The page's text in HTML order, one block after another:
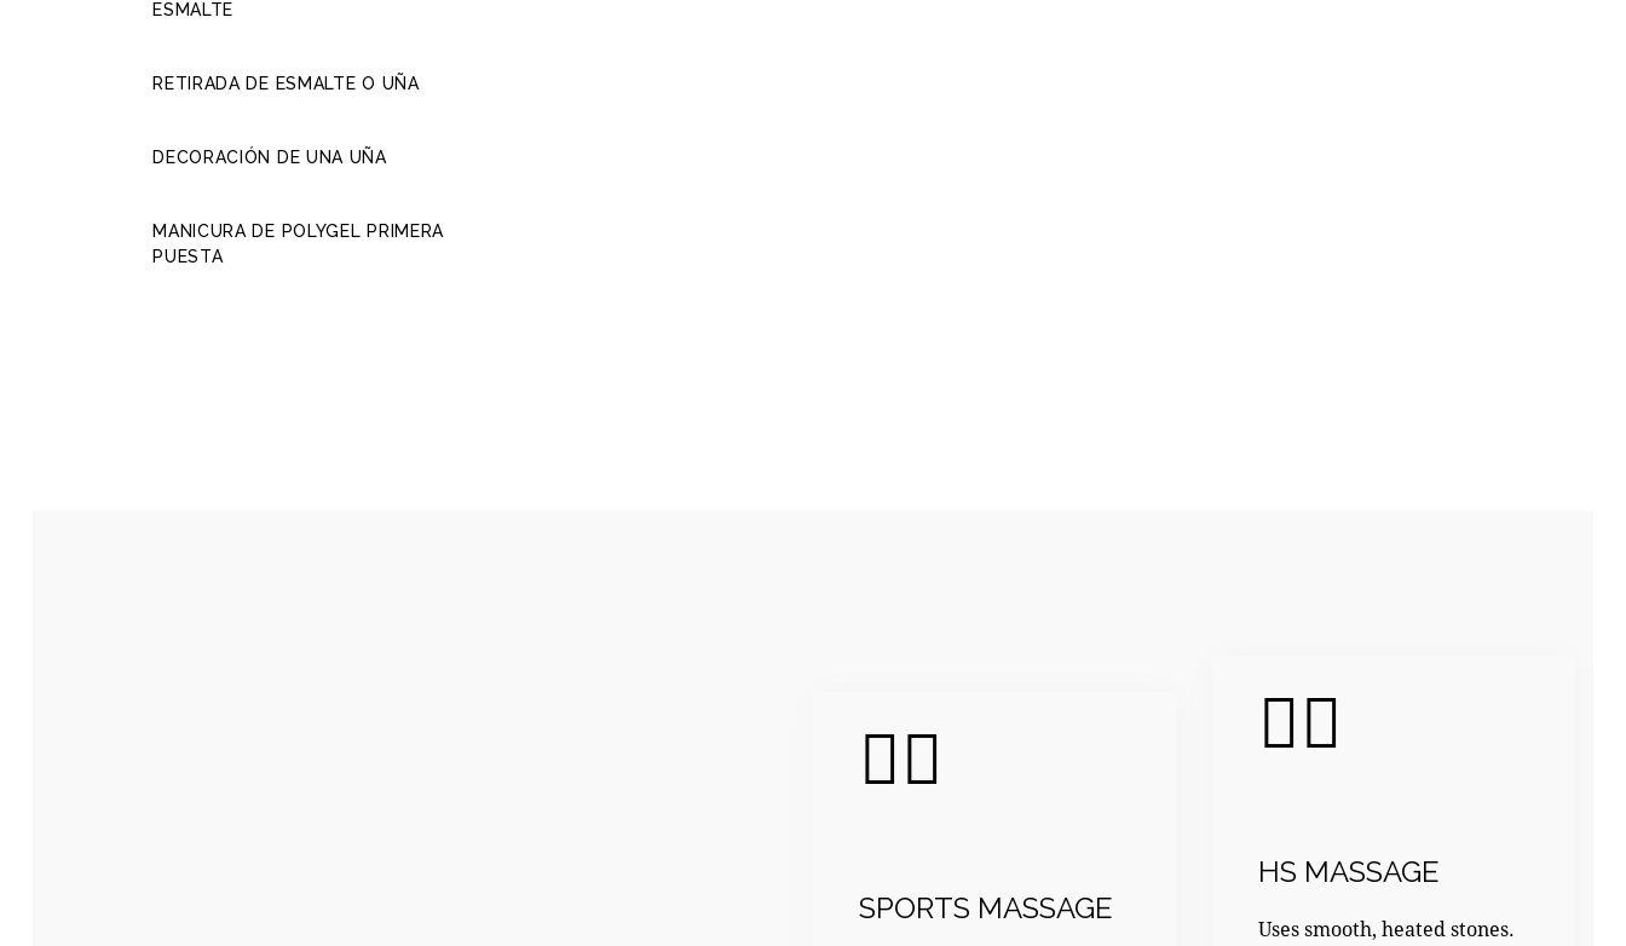
ESMALTE
RETIRADA DE ESMALTE O UÑA
DECORACIÓN DE UNA UÑA
MANICURA DE POLYGEL PRIMERA
PUESTA
SPORTS MASSAGE
HS MASSAGE
Uses smooth, heated stones.